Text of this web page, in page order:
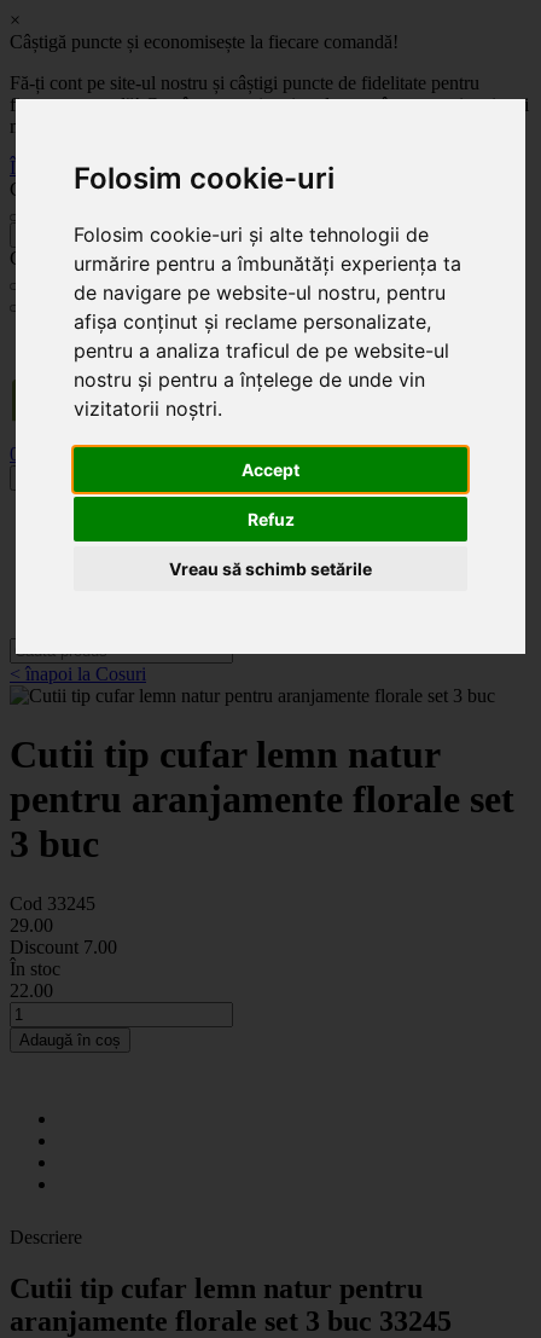
Folosim cookie-uri
Folosim cookie-uri și alte tehnologii de
urmărire pentru a îmbunătăți experiența ta
de navigare pe website-ul nostru, pentru
afișa conținut și reclame personalizate,
pentru a analiza traficul de pe website-ul
nostru și pentru a înțelege de unde vin
vizitatorii noștri.
Accept
Refuz
Vreau să schimb setările
×
Câștigă puncte și economisește la fiecare comandă!
Fă-ți cont pe site-ul nostru și câștigi puncte de fidelitate pentru
fiecare comandă! Cu cât comanzi mai mult, cu atât economisești mai
mult!
Înregistrează-te acum
Celoplast
Celoplast
Transportul este GRATUIT pentru comenzile mai mari de 350 Lei. Comanda minimă în
valoare de 100 Lei. Expediere în 1 - 2 zile lucrătoare.
0
Categorii
< înapoi la Cosuri
Cutii tip cufar lemn natur
pentru aranjamente florale set
3 buc
Cod 33245
29.00
Discount 7.00
În stoc
22.00
Adaugă în coș
Descriere
Cutii tip cufar lemn natur pentru
aranjamente florale set 3 buc 33245